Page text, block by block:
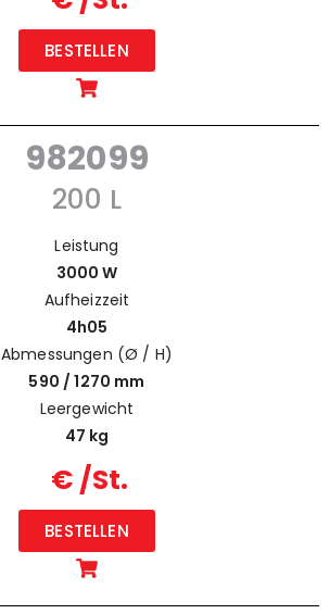
BESTELLEN
982099
200 L
Leistung
3000 W
Aufheizzeit
4h05
Abmessungen (Ø / H)
590 / 1270 mm
Leergewicht
47 kg
€ /St.
BESTELLEN